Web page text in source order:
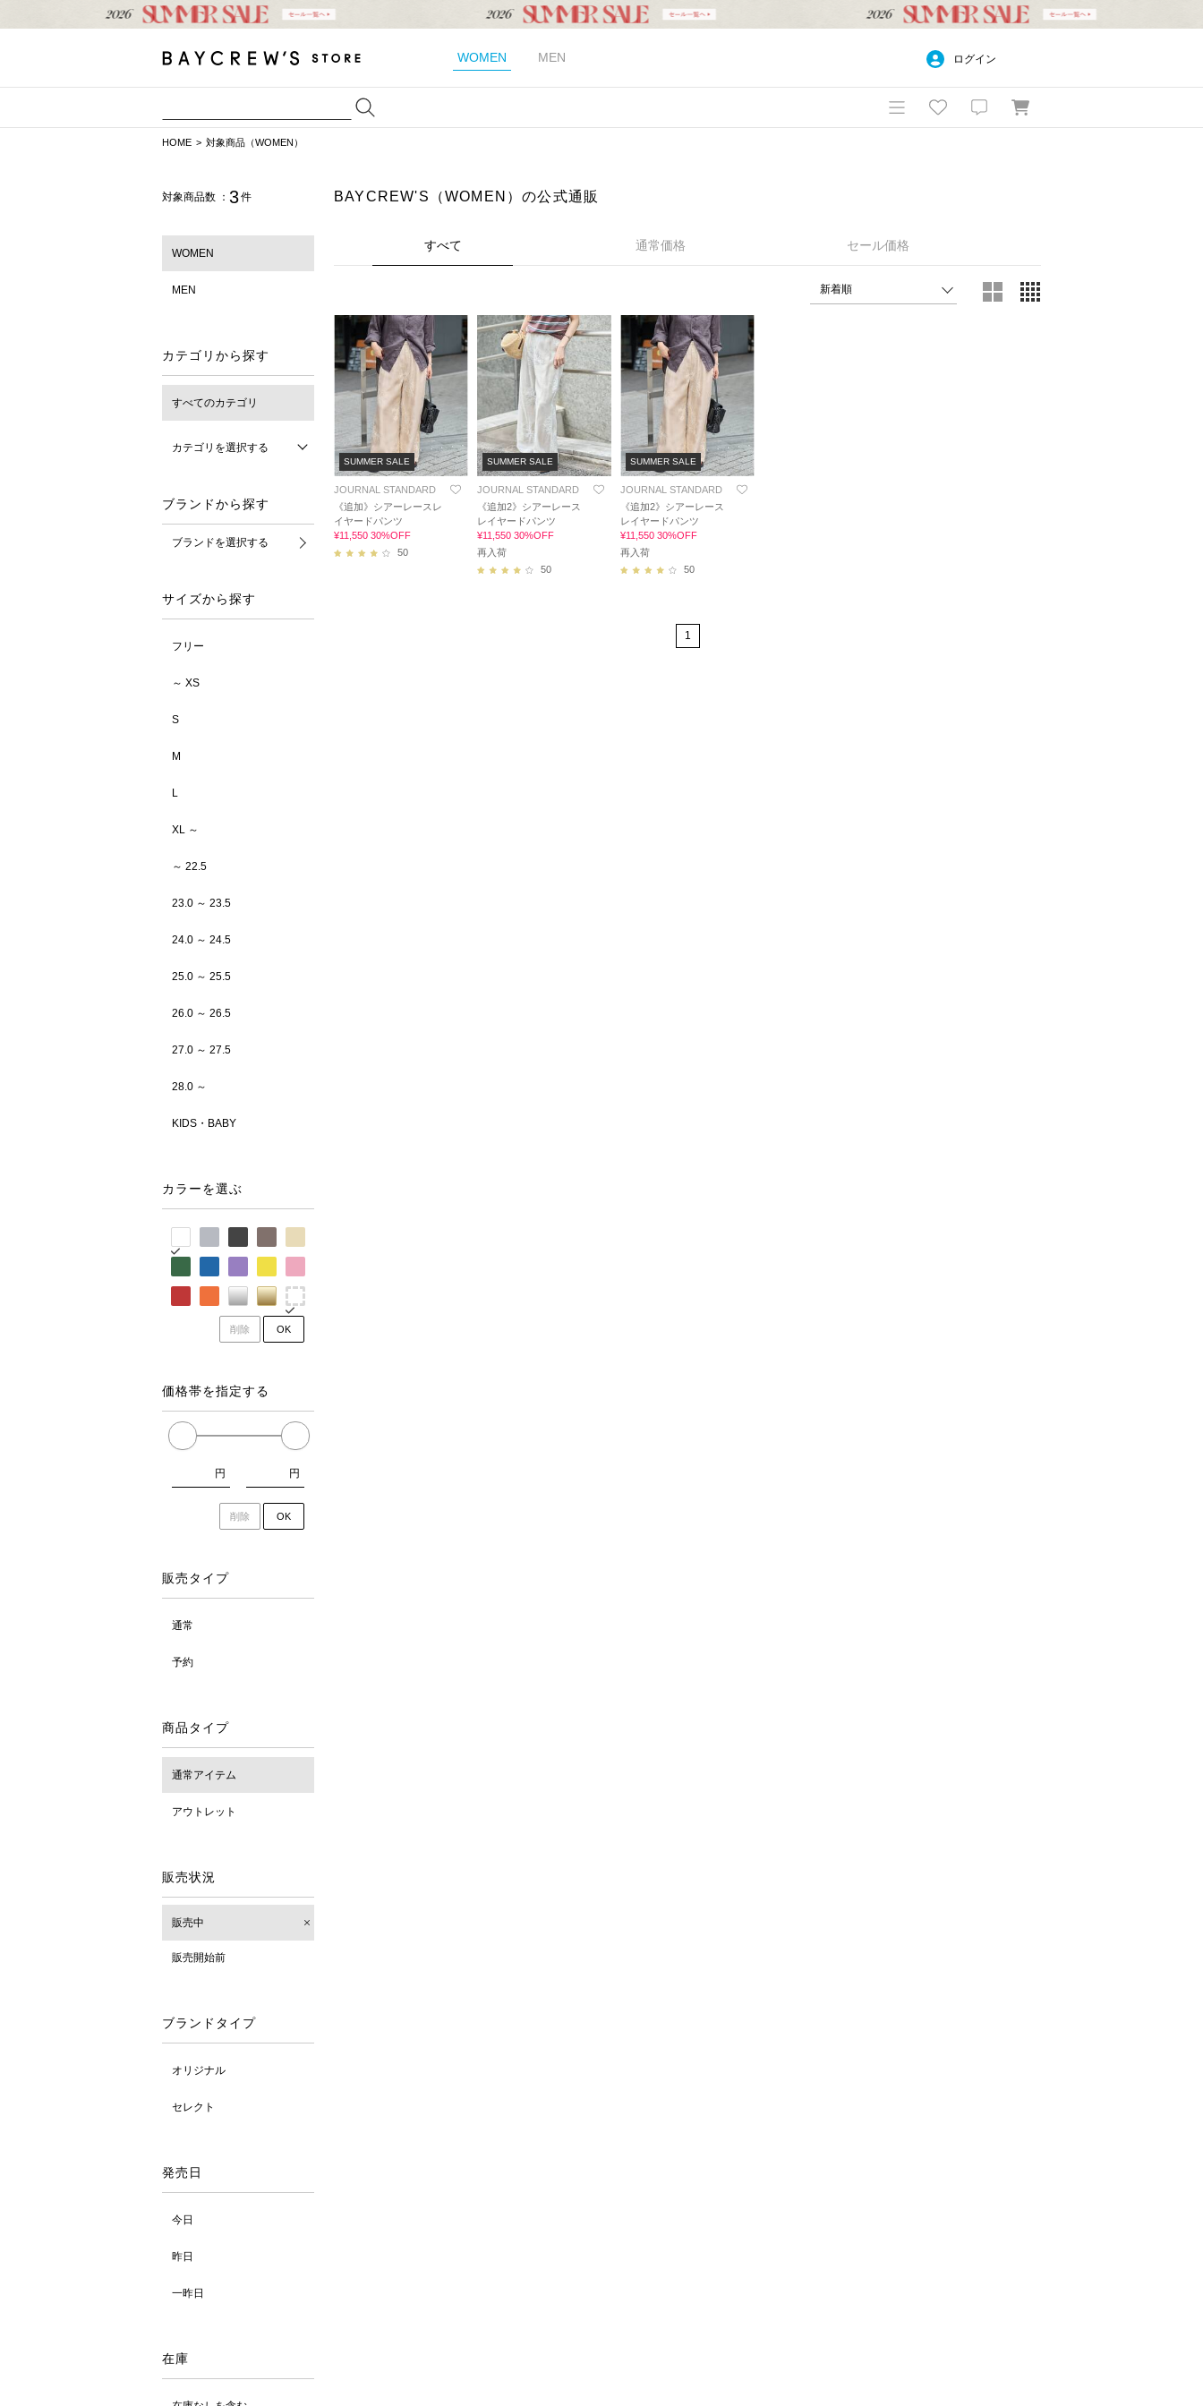
WOMEN MEN ログイン
HOME 対象商品（WOMEN）
対象商品数 ： 3件
WOMEN
MEN
カテゴリから探す
すべてのカテゴリ
カテゴリを選択する
ブランドから探す
ブランドを選択する
サイズから探す
フリー
～ XS
S
M
L
XL ～
～ 22.5
23.0 ～ 23.5
24.0 ～ 24.5
25.0 ～ 25.5
26.0 ～ 26.5
27.0 ～ 27.5
28.0 ～
KIDS・BABY
カラーを選ぶ
削除 OK
価格帯を指定する
円 円
削除 OK
販売タイプ
通常
予約
商品タイプ
通常アイテム
アウトレット
販売状況
販売中
販売開始前
ブランドタイプ
オリジナル
セレクト
発売日
今日
昨日
一昨日
在庫
BAYCREW'S（WOMEN）の公式通販
すべて 通常価格 セール価格
SUMMER SALE
JOURNAL STANDARD
《追加》シアーレースレ
イヤードパンツ
¥11,550 30%OFF
50
SUMMER SALE
JOURNAL STANDARD
《追加2》シアーレース
レイヤードパンツ
¥11,550 30%OFF
再入荷
50
SUMMER SALE
JOURNAL STANDARD
《追加2》シアーレース
レイヤードパンツ
¥11,550 30%OFF
再入荷
50
1